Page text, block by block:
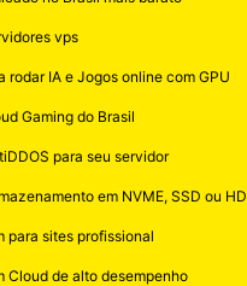
vps
rodar IA e Jogos online com GPU
Gaming do Brasil
para seu servidor
em NVME, SSD ou HD
para sites profissional
Cloud de alto desempenho